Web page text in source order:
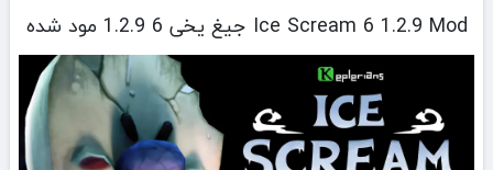
Ice Scream 6 1.2.9 Mod جیغ یخی 6 1.2.9 مود شده